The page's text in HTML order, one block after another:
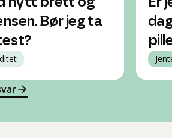
Bør jeg ta